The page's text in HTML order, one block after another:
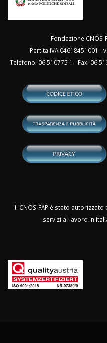
Fondazione CNOS-
Partita IVA 04618451001 -
Telefono: 06 510775 1 - Fax: 06
Il CNOS-FAP è stato
servizi al lavoro in